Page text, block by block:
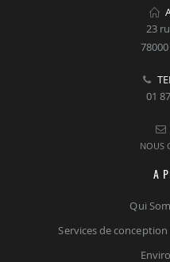
23
01
NOUS
A
Qui
Services de